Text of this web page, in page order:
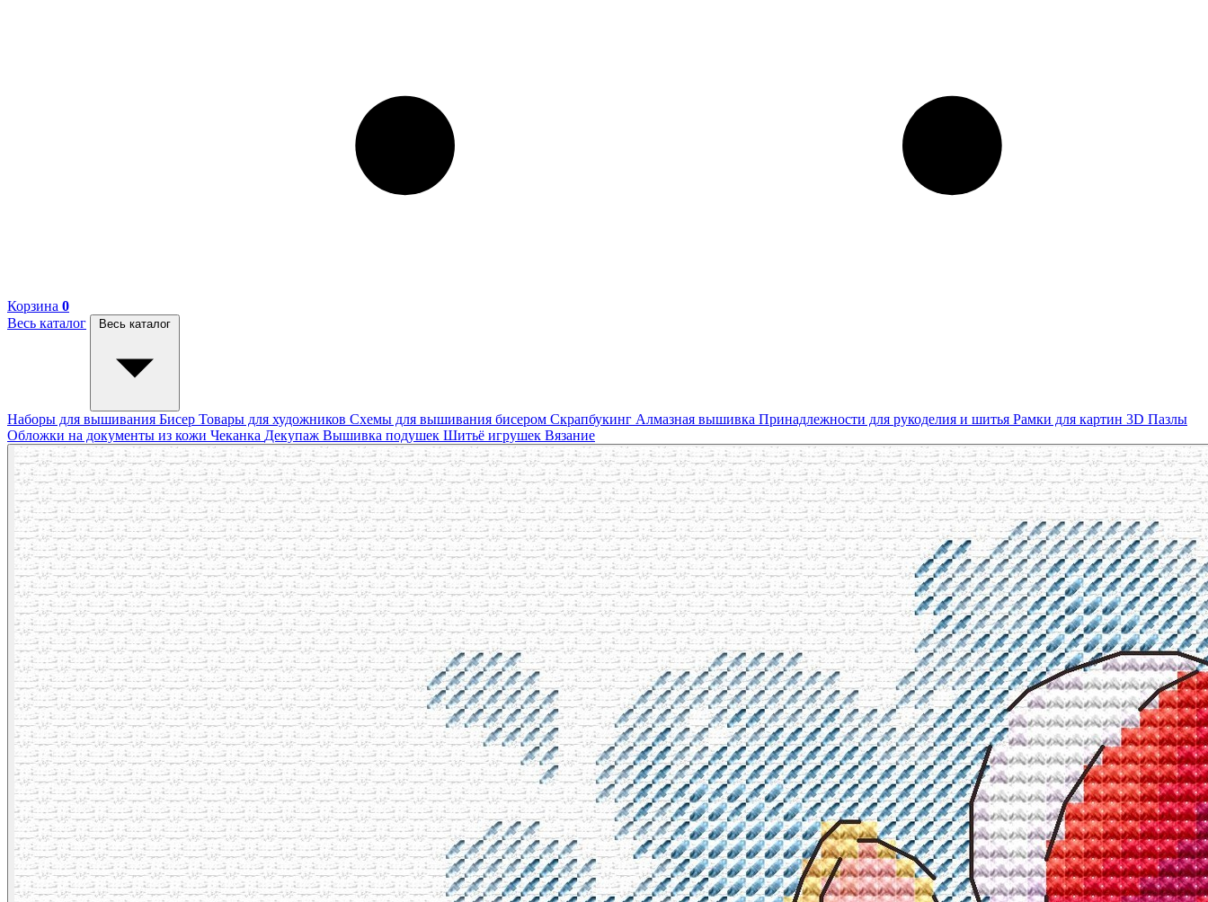
Корзина 0
Весь каталог
Весь каталог
Наборы для вышивания Бисер Товары для художников Схемы для вышивания бисером Скрапбукинг Алмазная вышивка Принадлежности для рукоделия и шитья Рамки для картин 3D Пазлы
Обложки на документы из кожи Чеканка Декупаж Вышивка подушек Шитьё игрушек Вязание